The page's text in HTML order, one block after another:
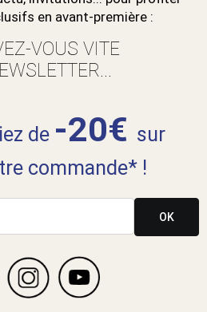
en avant-première :
VOUS VITE
de -20€ sur
commande* !
OK